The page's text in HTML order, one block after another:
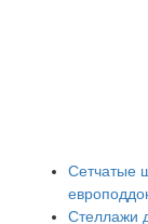
Сетчатые
Стеллажи